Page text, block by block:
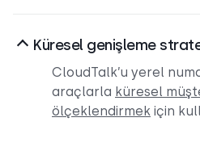
Küresel genişleme
CloudTalk’u yerel
araçlarla küresel
ölçeklendirmek için